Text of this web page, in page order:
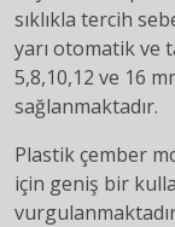
sıklıkla tercih
yarı otomatik ve
5,8,10,12 ve 16
sağlanmaktadır.
Plastik çember
için geniş bir